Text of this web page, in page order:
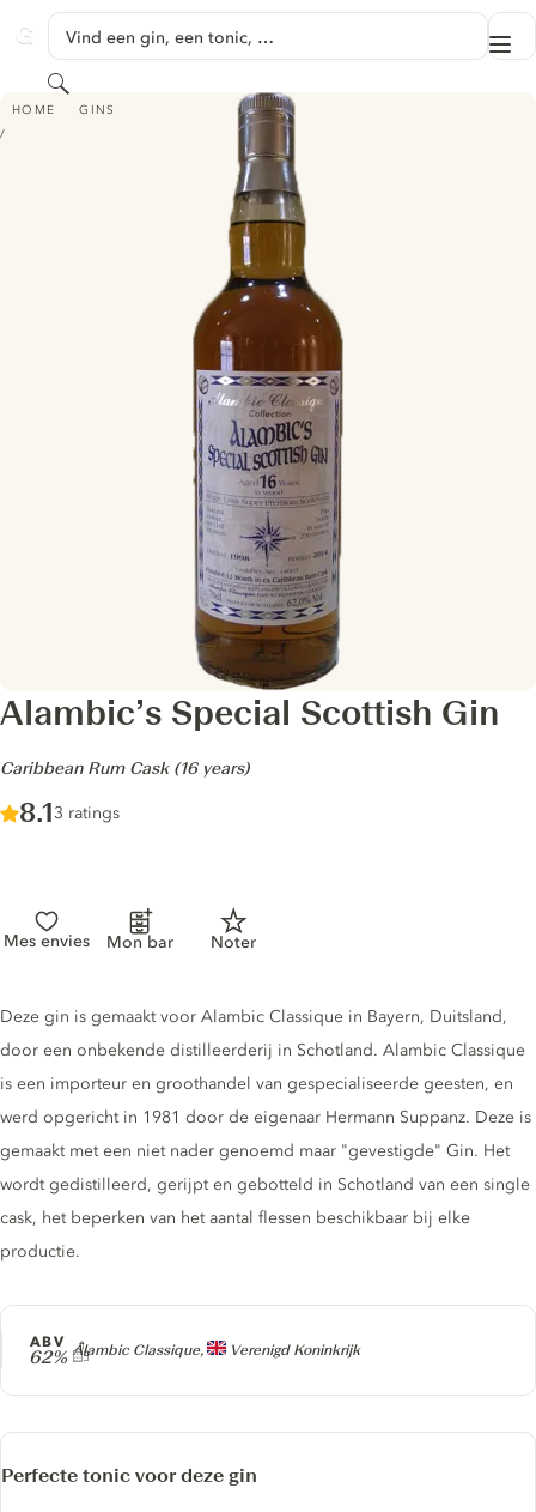
GINVENTORY
Vind een gin, een tonic, …
Zoeken
HOME GINS
ALAMBIC’S SPECIAL SCOTTISH GIN - CARIBBEAN RUM CASK (16 YEARS)
Alambic’s Special Scottish Gin
-
Caribbean Rum Cask (16 years)
Score :
8.1/ 10
3 ratings
Mes envies Mon bar Noter
Producer
Alambic Classique, Verenigd Koninkrijk
ABV
62%
Gin description
Deze gin is gemaakt voor Alambic Classique in Bayern, Duitsland,
door een onbekende distilleerderij in Schotland. Alambic Classique
is een importeur en groothandel van gespecialiseerde geesten, en
werd opgericht in 1981 door de eigenaar Hermann Suppanz. Deze is
gemaakt met een niet nader genoemd maar "gevestigde" Gin. Het
wordt gedistilleerd, gerijpt en gebotteld in Schotland van een single
cask, het beperken van het aantal flessen beschikbaar bij elke
productie.
Perfecte tonic voor deze gin